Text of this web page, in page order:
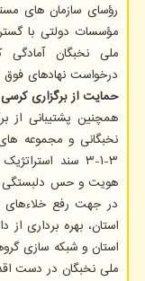
رؤسای سازمان های
مؤسسات دولتی با
ملی نخبگان
درخواست نهادهای فوق
حمایت از برگزاری
همچنین پشتیبانی از
نخبگانی و مجموعه
۳-۱-۳ سند
هویت و حس دلبستگی
در جهت رفع
استان، بهره برداری
استان و شبکه سازی
ملی نخبگان در دست